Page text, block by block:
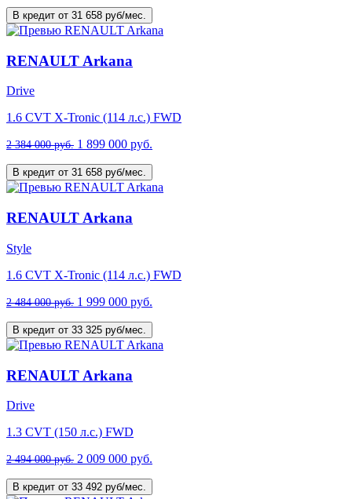
В кредит от 31 658 руб/мес.
RENAULT Arkana
Drive
1.6 CVT X-Tronic (114 л.с.) FWD
2 384 000 руб. 1 899 000 руб.
В кредит от 31 658 руб/мес.
RENAULT Arkana
Style
1.6 CVT X-Tronic (114 л.с.) FWD
2 484 000 руб. 1 999 000 руб.
В кредит от 33 325 руб/мес.
RENAULT Arkana
Drive
1.3 CVT (150 л.с.) FWD
2 494 000 руб. 2 009 000 руб.
В кредит от 33 492 руб/мес.